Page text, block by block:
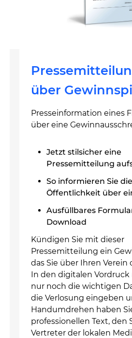
über
Presseinformation eines
über eine
Jetzt stilsicher eine
Pressemitteilung
So informieren Sie die
Öffentlichkeit über
Ausfüllbares
Download
Kündigen Sie mit dieser
Pressemitteilung ein
das Sie über Ihren Verein
In den digitalen Vordruck
nur noch die wichtigen
die Verlosung eingeben
Handumdrehen haben
professionellen Text, den
Vertreter der lokalen